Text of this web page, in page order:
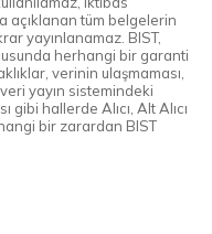
açıklanan tüm belgelerin
yayınlanamaz. BIST,
herhangi bir garanti
verinin ulaşmaması,
yayın sistemindeki
hallerde Alıcı, Alt Alıcı
bir zarardan BIST